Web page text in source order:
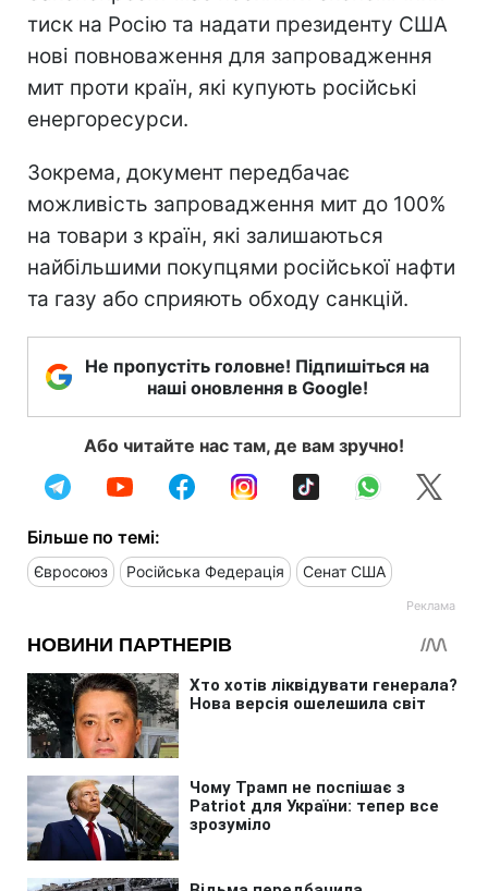
тиск на Росію та надати президенту США
нові повноваження для запровадження
мит проти країн, які купують російські
енергоресурси.
Зокрема, документ передбачає
можливість запровадження мит до 100%
на товари з країн, які залишаються
найбільшими покупцями російської нафти
та газу або сприяють обходу санкцій.
Не пропустіть головне! Підпишіться на
наші оновлення в Google!
Або читайте нас там, де вам зручно!
Більше по темі:
Євросоюз Російська Федерація Сенат США